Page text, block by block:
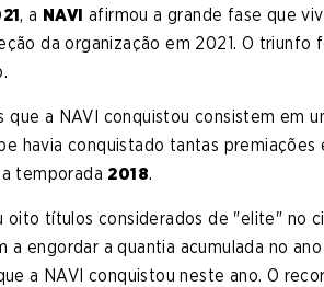
, a NAVI afirmou a grande fase que
da organização em 2021. O triunfo
a NAVI conquistou consistem em
havia conquistado tantas
temporada 2018.
oito títulos considerados de "elite" no
engordar a quantia acumulada no
a NAVI conquistou neste ano. O